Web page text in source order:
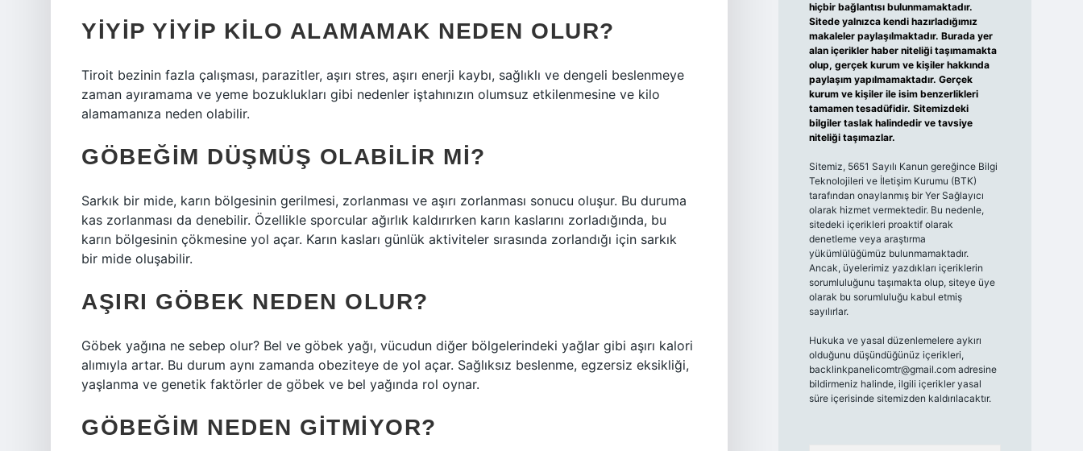
YIYIP YIYIP KILO ALAMAMAK NEDEN OLUR?
Tiroit bezinin fazla çalışması, parazitler, aşırı stres, aşırı enerji kaybı, sağlıklı ve dengeli beslenmeye
zaman ayıramama ve yeme bozuklukları gibi nedenler iştahınızın olumsuz etkilenmesine ve kilo
alamamanıza neden olabilir.
GÖBEĞIM DÜŞMÜŞ OLABILIR MI?
Sarkık bir mide, karın bölgesinin gerilmesi, zorlanması ve aşırı zorlanması sonucu oluşur. Bu duruma
kas zorlanması da denebilir. Özellikle sporcular ağırlık kaldırırken karın kaslarını zorladığında, bu
karın bölgesinin çökmesine yol açar. Karın kasları günlük aktiviteler sırasında zorlandığı için sarkık
bir mide oluşabilir.
AŞIRI GÖBEK NEDEN OLUR?
Göbek yağına ne sebep olur? Bel ve göbek yağı, vücudun diğer bölgelerindeki yağlar gibi aşırı kalori
alımıyla artar. Bu durum aynı zamanda obeziteye de yol açar. Sağlıksız beslenme, egzersiz eksikliği,
yaşlanma ve genetik faktörler de göbek ve bel yağında rol oynar.
GÖBEĞIM NEDEN GITMIYOR?
hiçbir bağlantısı bulunmamaktadır.
Sitede yalnızca kendi hazırladığımız
makaleler paylaşılmaktadır. Burada yer
alan içerikler haber niteliği taşımamakta
olup, gerçek kurum ve kişiler hakkında
paylaşım yapılmamaktadır. Gerçek
kurum ve kişiler ile isim benzerlikleri
tamamen tesadüfidir. Sitemizdeki
bilgiler taslak halindedir ve tavsiye
niteliği taşımazlar.
Sitemiz, 5651 Sayılı Kanun gereğince Bilgi
Teknolojileri ve İletişim Kurumu (BTK)
tarafından onaylanmış bir Yer Sağlayıcı
olarak hizmet vermektedir. Bu nedenle,
sitedeki içerikleri proaktif olarak
denetleme veya araştırma
yükümlülüğümüz bulunmamaktadır.
Ancak, üyelerimiz yazdıkları içeriklerin
sorumluluğunu taşımakta olup, siteye üye
olarak bu sorumluluğu kabul etmiş
sayılırlar.
Hukuka ve yasal düzenlemelere aykırı
olduğunu düşündüğünüz içerikleri,
backlinkpanelicomtr@gmail.comadresine
bildirmeniz halinde, ilgili içerikler yasal
süre içerisinde sitemizden kaldırılacaktır.